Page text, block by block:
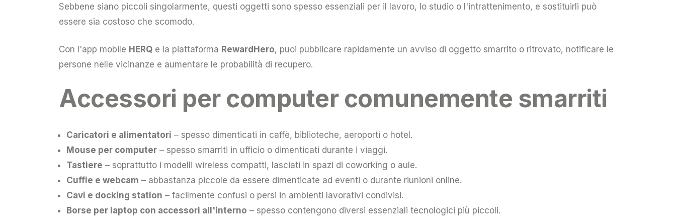
Sebbene siano piccoli singolarmente, questi oggetti sono spesso essenziali per il lavoro, lo studio o l'intrattenimento, e sostituirli può
essere sia costoso che scomodo.
Con l'app mobile HERQ e la piattaforma RewardHero, puoi pubblicare rapidamente un avviso di oggetto smarrito o ritrovato, notificare le
persone nelle vicinanze e aumentare le probabilità di recupero.
Accessori per computer comunemente smarriti
Caricatori e alimentatori – spesso dimenticati in caffè, biblioteche, aeroporti o hotel.
Mouse per computer – spesso smarriti in ufficio o dimenticati durante i viaggi.
Tastiere – soprattutto i modelli wireless compatti, lasciati in spazi di coworking o aule.
Cuffie e webcam – abbastanza piccole da essere dimenticate ad eventi o durante riunioni online.
Cavi e docking station – facilmente confusi o persi in ambienti lavorativi condivisi.
Borse per laptop con accessori all'interno – spesso contengono diversi essenziali tecnologici più piccoli.